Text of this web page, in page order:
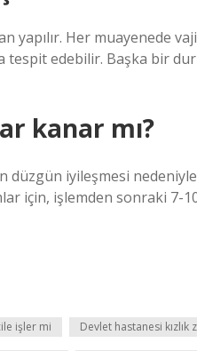
yapılır. Her muayenede
tespit edebilir. Başka bir
kanar mı?
iyileşmesi
için, işlemden sonraki
işler mi Devlet hastanesi kızlık